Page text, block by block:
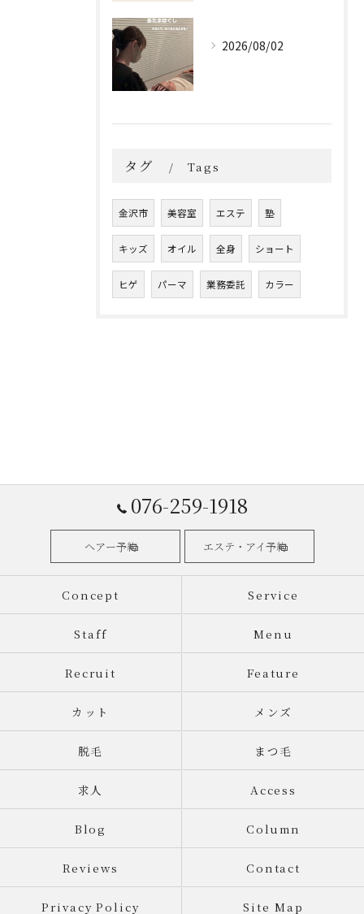
2026/08/02
タグ Tags
金沢市 美容室 エステ 塾
キッズ オイル 全身 ショート
ヒゲ パーマ 業務委託 カラー
076-259-1918
ヘアー予約 エステ・アイ予約
Concept Service
Staff Menu
Recruit Feature
カット メンズ
脱毛 まつ毛
求人 Access
Blog Column
Reviews Contact
Privacy Policy Site Map